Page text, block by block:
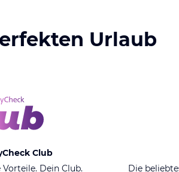
Urlaub
Club
Dein Club.
Die